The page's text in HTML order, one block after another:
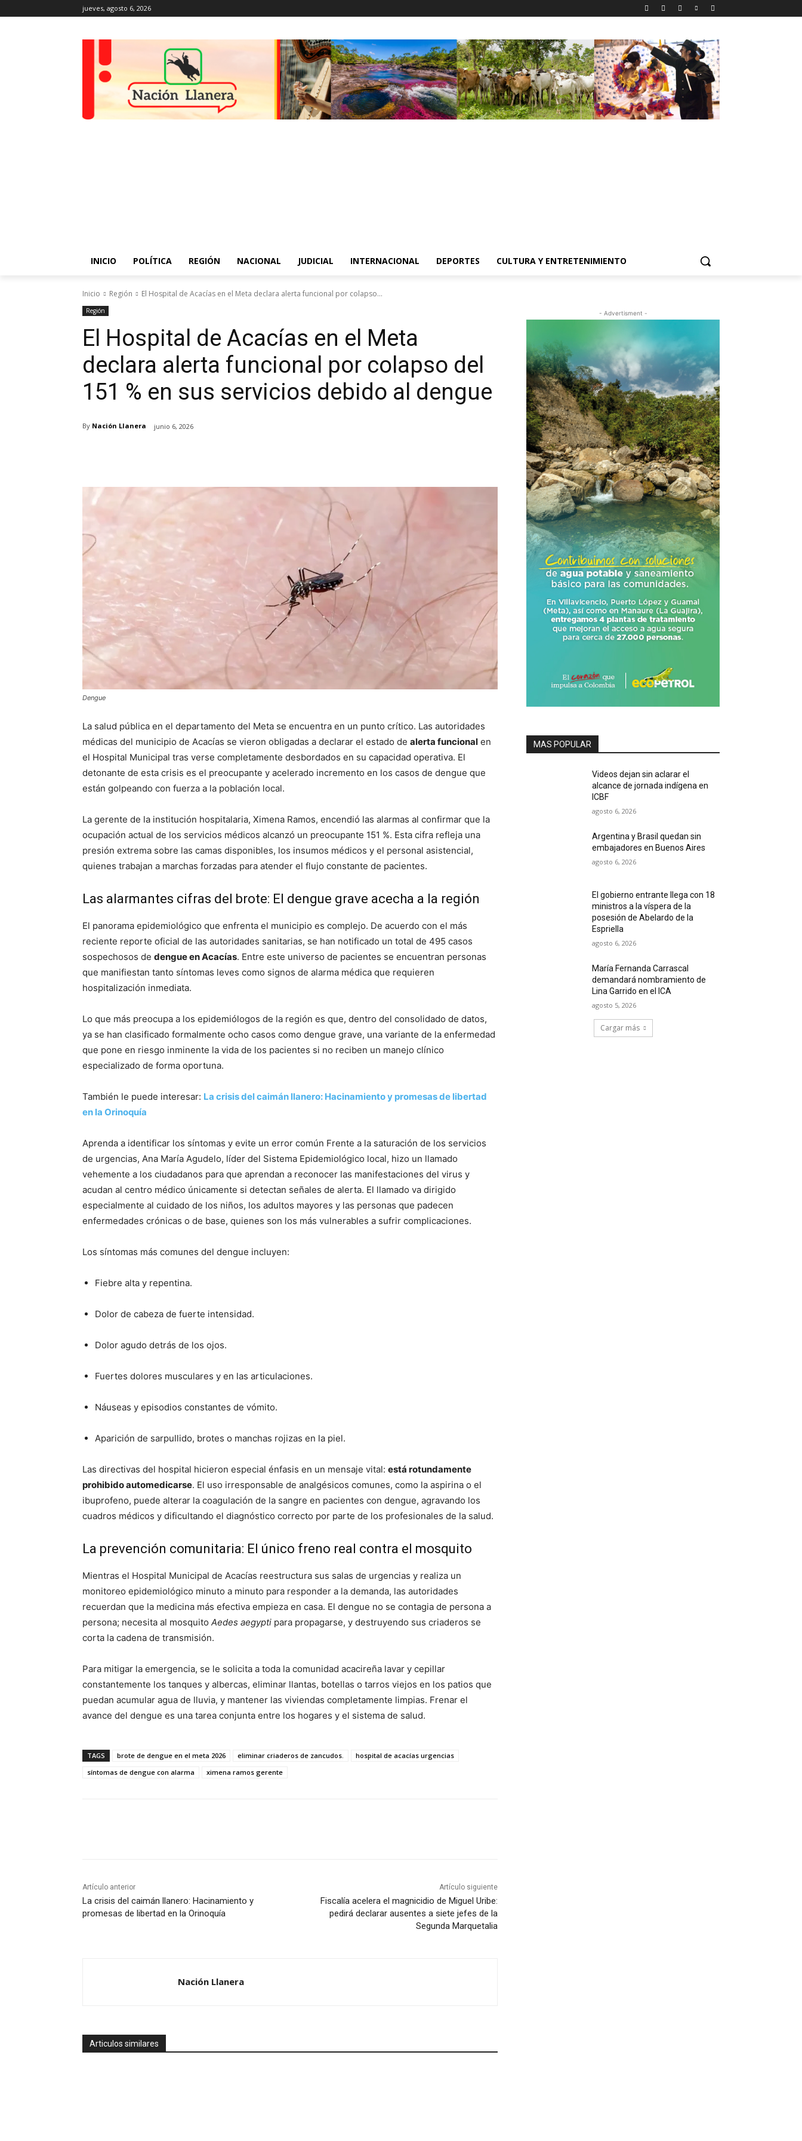
jueves, agosto 6, 2026
INICIO POLÍTICA REGIÓN NACIONAL JUDICIAL INTERNACIONAL DEPORTES CULTURA Y ENTRETENIMIENTO
Inicio Región El Hospital de Acacías en el Meta declara alerta funcional por colapso...
Región
El Hospital de Acacías en el Meta
declara alerta funcional por colapso del
151 % en sus servicios debido al dengue
By Nación Llanera junio 6, 2026
Dengue
La salud pública en el departamento del Meta se encuentra en un punto crítico. Las autoridades
médicas del municipio de Acacías se vieron obligadas a declarar el estado de alerta funcional en
el Hospital Municipal tras verse completamente desbordados en su capacidad operativa. El
detonante de esta crisis es el preocupante y acelerado incremento en los casos de dengue que
están golpeando con fuerza a la población local.
La gerente de la institución hospitalaria, Ximena Ramos, encendió las alarmas al confirmar que la
ocupación actual de los servicios médicos alcanzó un preocupante 151 %. Esta cifra refleja una
presión extrema sobre las camas disponibles, los insumos médicos y el personal asistencial,
quienes trabajan a marchas forzadas para atender el flujo constante de pacientes.
Las alarmantes cifras del brote: El dengue grave acecha a la región
El panorama epidemiológico que enfrenta el municipio es complejo. De acuerdo con el más
reciente reporte oficial de las autoridades sanitarias, se han notificado un total de 495 casos
sospechosos de dengue en Acacías. Entre este universo de pacientes se encuentran personas
que manifiestan tanto síntomas leves como signos de alarma médica que requieren
hospitalización inmediata.
Lo que más preocupa a los epidemiólogos de la región es que, dentro del consolidado de datos,
ya se han clasificado formalmente ocho casos como dengue grave, una variante de la enfermedad
que pone en riesgo inminente la vida de los pacientes si no reciben un manejo clínico
especializado de forma oportuna.
También le puede interesar: La crisis del caimán llanero: Hacinamiento y promesas de libertad
en la Orinoquía
Aprenda a identificar los síntomas y evite un error común Frente a la saturación de los servicios
de urgencias, Ana María Agudelo, líder del Sistema Epidemiológico local, hizo un llamado
vehemente a los ciudadanos para que aprendan a reconocer las manifestaciones del virus y
acudan al centro médico únicamente si detectan señales de alerta. El llamado va dirigido
especialmente al cuidado de los niños, los adultos mayores y las personas que padecen
enfermedades crónicas o de base, quienes son los más vulnerables a sufrir complicaciones.
Los síntomas más comunes del dengue incluyen:
Fiebre alta y repentina.
Dolor de cabeza de fuerte intensidad.
Dolor agudo detrás de los ojos.
Fuertes dolores musculares y en las articulaciones.
Náuseas y episodios constantes de vómito.
Aparición de sarpullido, brotes o manchas rojizas en la piel.
Las directivas del hospital hicieron especial énfasis en un mensaje vital: está rotundamente
prohibido automedicarse. El uso irresponsable de analgésicos comunes, como la aspirina o el
ibuprofeno, puede alterar la coagulación de la sangre en pacientes con dengue, agravando los
cuadros médicos y dificultando el diagnóstico correcto por parte de los profesionales de la salud.
La prevención comunitaria: El único freno real contra el mosquito
Mientras el Hospital Municipal de Acacías reestructura sus salas de urgencias y realiza un
monitoreo epidemiológico minuto a minuto para responder a la demanda, las autoridades
recuerdan que la medicina más efectiva empieza en casa. El dengue no se contagia de persona a
persona; necesita al mosquito Aedes aegypti para propagarse, y destruyendo sus criaderos se
corta la cadena de transmisión.
Para mitigar la emergencia, se le solicita a toda la comunidad acacireña lavar y cepillar
constantemente los tanques y albercas, eliminar llantas, botellas o tarros viejos en los patios que
puedan acumular agua de lluvia, y mantener las viviendas completamente limpias. Frenar el
avance del dengue es una tarea conjunta entre los hogares y el sistema de salud.
TAGS brote de dengue en el meta 2026 eliminar criaderos de zancudos.
hospital de acacías urgencias
síntomas de dengue con alarma
ximena ramos gerente
Artículo anterior
La crisis del caimán llanero: Hacinamiento y
promesas de libertad en la Orinoquía
Artículo siguiente
Fiscalía acelera el magnicidio de Miguel Uribe:
pedirá declarar ausentes a siete jefes de la
Segunda Marquetalia
Nación Llanera
Articulos similares
- Advertisment -
MAS POPULAR
Videos dejan sin aclarar el
alcance de jornada indígena en
ICBF
agosto 6, 2026
Argentina y Brasil quedan sin
embajadores en Buenos Aires
agosto 6, 2026
El gobierno entrante llega con 18
ministros a la víspera de la
posesión de Abelardo de la
Espriella
agosto 6, 2026
María Fernanda Carrascal
demandará nombramiento de
Lina Garrido en el ICA
agosto 5, 2026
Cargar más